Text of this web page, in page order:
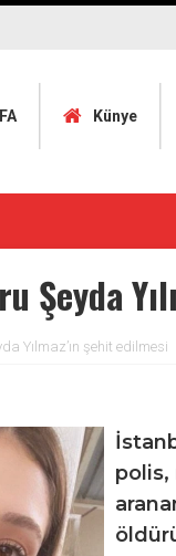
Künye
Şeyda
Yılmaz’ın şehit edilmesi
polis,